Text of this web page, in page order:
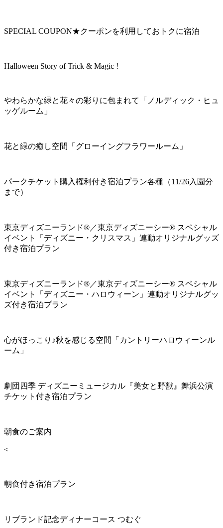
SPECIAL COUPON★クーポンを利用しておトクに宿泊
Halloween Story of Trick & Magic !
やわらかな緑と花々の彩りに包まれて「ノルディック・ヒュ
ッゲルーム」
花と緑の癒し空間「グローイングフラワールーム」
パークチケット購入権利付き宿泊プラン各種（11/26入園分
まで）
東京ディズニーランド®／東京ディズニーシー® スペシャル
イベント「ディズニー・クリスマス」連動オリジナルグッズ
付き宿泊プラン
東京ディズニーランド®／東京ディズニーシー® スペシャル
イベント「ディズニー・ハロウィーン」連動オリジナルグッ
ズ付き宿泊プラン
心がほっこり♪秋を感じる空間「カントリーハロウィーンル
ーム」
劇団四季 ディズニーミュージカル『美女と野獣』舞浜公演
チケット付き宿泊プラン
朝食のご案内
<
朝食付き宿泊プラン
リブランド記念ディナーコース つむぐ